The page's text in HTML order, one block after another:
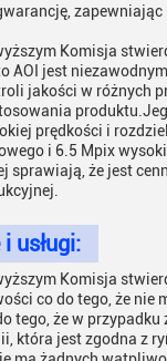
Komisja
AOI jest
jakości w różnych
prędkości i
i 6.5 Mpix
sprawiają, że jest
usługi:
Komisja
co do tego, że nie
tego, że w przypadku
która jest zgodna z